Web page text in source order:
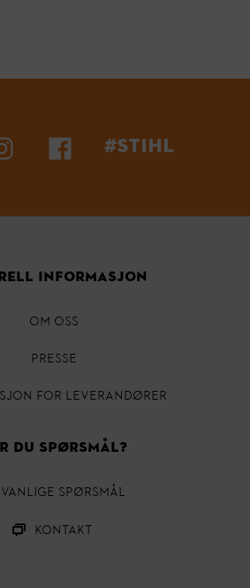
#STIHL
INFORMASJON
OM OSS
Presse
FOR LEVERANDØRER
DU SPØRSMÅL?
VANLIGE SPØRSMÅL
Kontakt